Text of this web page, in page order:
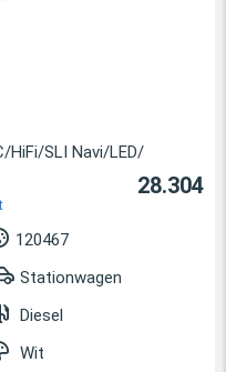
HiFi/SLI Navi/LED/
28.304
120467
Stationwagen
Diesel
Wit